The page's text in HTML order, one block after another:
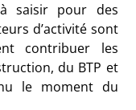
saisir pour des
d’activité sont
contribuer les
du BTP et
le moment du